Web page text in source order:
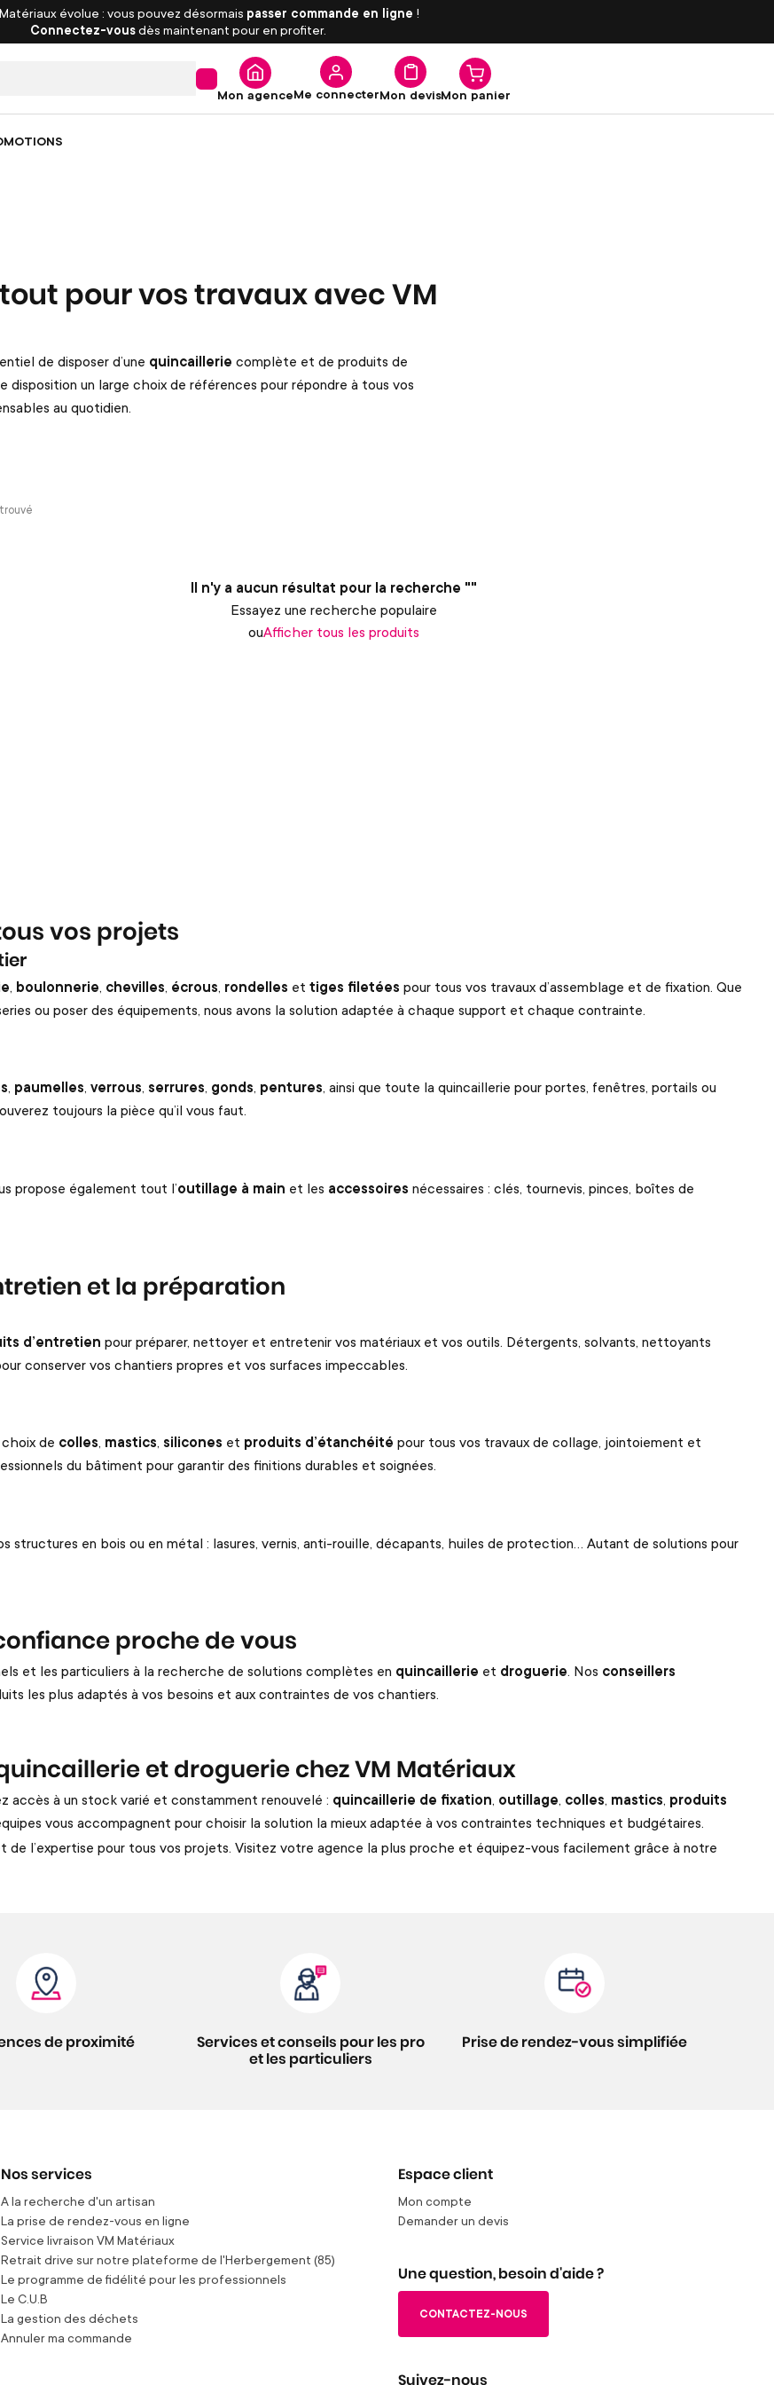
évolue : vous pouvez désormais passer commande en ligne !
Connectez-vousdès maintenant pour en profiter.
Mon agence Mon devis
Me connecter Mon panier
pour vos travaux avec VM
de disposer d’une quincaillerie complète et de produits de
disposition un large choix de références pour répondre à tous vos
au quotidien.
Il n'y a aucun résultat pour la recherche ""
Essayez une recherche populaire
ouAfficher tous les produits
vos projets
, boulonnerie, chevilles, écrous, rondelles et tiges filetées pour tous vos travaux d’assemblage et de fixation. Que
ou poser des équipements, nous avons la solution adaptée à chaque support et chaque contrainte.
, paumelles, verrous, serrures, gonds, pentures, ainsi que toute la quincaillerie pour portes, fenêtres, portails ou
toujours la pièce qu’il vous faut.
propose également tout l’outillage à main et les accessoires nécessaires : clés, tournevis, pinces, boîtes de
et la préparation
d’entretien pour préparer, nettoyer et entretenir vos matériaux et vos outils. Détergents, solvants, nettoyants
conserver vos chantiers propres et vos surfaces impeccables.
de colles, mastics, silicones et produits d’étanchéité pour tous vos travaux de collage, jointoiement et
du bâtiment pour garantir des finitions durables et soignées.
structures en bois ou en métal : lasures, vernis, anti-rouille, décapants, huiles de protection… Autant de solutions pour
proche de vous
et les particuliers à la recherche de solutions complètes en quincaillerie et droguerie. Nos conseillers
les plus adaptés à vos besoins et aux contraintes de vos chantiers.
et droguerie chez VM Matériaux
accès à un stock varié et constamment renouvelé : quincaillerie de fixation, outillage, colles, mastics, produits
vous accompagnent pour choisir la solution la mieux adaptée à vos contraintes techniques et budgétaires.
l’expertise pour tous vos projets. Visitez votre agence la plus proche et équipez-vous facilement grâce à notre
de proximité
Services et conseils pour les pro
et les particuliers
Prise de rendez-vous simplifiée
Nos services
A la recherche d'un artisan
La prise de rendez-vous en ligne
Service livraison VM Matériaux
Retrait drive sur notre plateforme de l'Herbergement (85)
Le programme de fidélité pour les professionnels
Le C.U.B
La gestion des déchets
Annuler ma commande
Espace client
Mon compte
Demander un devis
Une question, besoin d'aide ?
CONTACTEZ-NOUS
Suivez-nous